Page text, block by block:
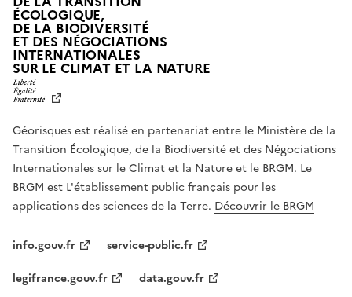
ÉCOLOGIQUE,
DE LA BIODIVERSITÉ
ET DES NÉGOCIATIONS
INTERNATIONALES
SUR LE CLIMAT ET LA NATUREL
T
É
,
É
G
A
L
F
Géorisques est réalisé en partenariat entre le Ministère de la
Transition Écologique, de la Biodiversité et des Négociations
Internationales sur le Climat et la Nature et le BRGM. Le
BRGM est L'établissement public français pour les
applications des sciences de la Terre. Découvrir le BRGM
info.gouv.fr
service-public.fr
legifrance.gouv.fr
data.gouv.fr